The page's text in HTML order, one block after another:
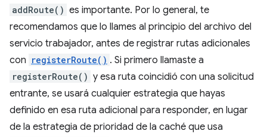
addRoute() es importante. Por lo general, te
recomendamos que lo llames al principio del archivo del
servicio trabajador, antes de registrar rutas adicionales
con registerRoute() . Si primero llamaste a
registerRoute() y esa ruta coincidió con una solicitud
entrante, se usará cualquier estrategia que hayas
definido en esa ruta adicional para responder, en lugar
de la estrategia de prioridad de la caché que usa